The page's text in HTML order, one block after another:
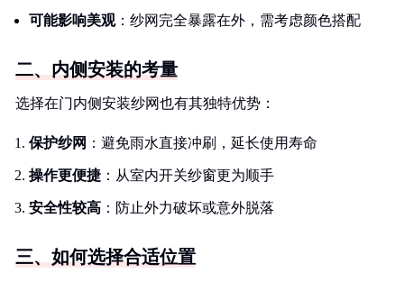
可能影响美观：纱网完全暴露在外，需考虑颜色搭配
二、内侧安装的考量
选择在门内侧安装纱网也有其独特优势：
保护纱网 ：避免雨水直接冲刷，延长使用寿命
操作更便捷 ：从室内开关纱窗更为顺手
安全性较高 ：防止外力破坏或意外脱落
三、如何选择合适位置